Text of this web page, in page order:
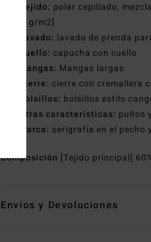
Tejido: polar cepillado,
[280 g/m2]
Lavado: lavado de prenda
Cuello: capucha con cuello
Mangas: Mangas largas
Cierre: cierre con cremallera
Bolsillos: bolsillos estilo
Otras características: puños
Marca: serigrafía en el pecho
Composición [Tejido principal]
Envíos y Devoluciones